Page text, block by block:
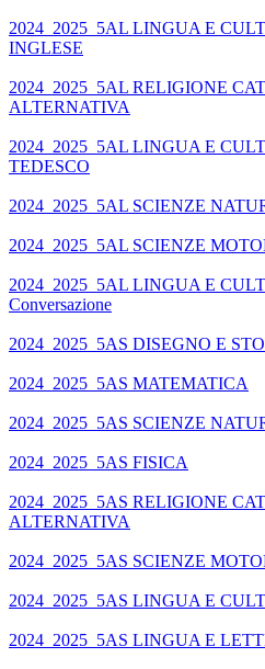
2024_2025_5AL LINGUA E
INGLESE
2024_2025_5AL RELIGIONE
ALTERNATIVA
2024_2025_5AL LINGUA E
TEDESCO
2024_2025_5AL SCIENZE
2024_2025_5AL SCIENZE
2024_2025_5AL LINGUA E
Conversazione
2024_2025_5AS DISEGNO E
2024_2025_5AS MATEMATICA
2024_2025_5AS SCIENZE
2024_2025_5AS FISICA
2024_2025_5AS RELIGIONE
ALTERNATIVA
2024_2025_5AS SCIENZE
2024_2025_5AS LINGUA E
2024_2025_5AS LINGUA E